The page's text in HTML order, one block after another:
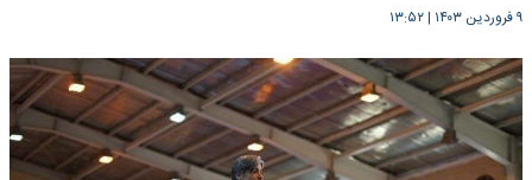
۹ فروردین ۱۴۰۳ |۱۳:۵۲